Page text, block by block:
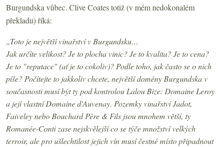
Burgundska vůbec. Clive Coates totiž (v mém nedokonalém
překladu) říká:
„Toto je největší vinařství v Burgundsku…
Jak určíte velikost? Je to plocha vinic? Je to kvalita? Je to cena?
Je to "reputace" (ať je to cokoliv)? Podle toho, jak často se o nich
píše? Počítejte to jakkoliv chcete, největší domény Burgundska v
současnosti musí být ty pod kontrolou Lalou Bize: Domaine Leroy
a její vlastní Domaine d'Auvenay. Pozemky vinařství Jadot,
Faiveley nebo Bouchard Père & Fils jsou mnohem větší, ty
Romanée-Conti zase nejskvělejší co se týče množství velkých
terroir, ale pro ušlechtilost jejich vín musí čestné místo připadnout